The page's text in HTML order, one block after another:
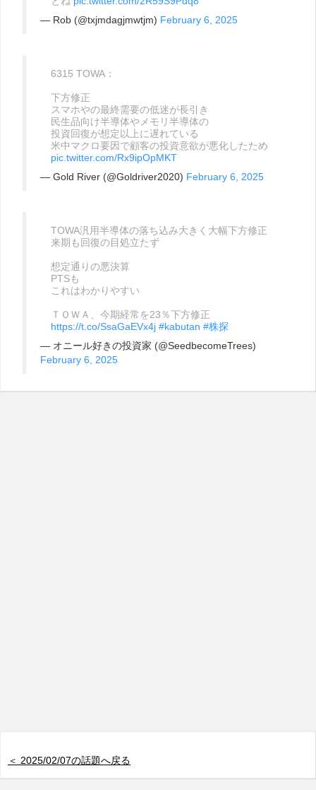
— Rob (@txjmdagjmwtjm) February 6, 2025
6315 TOWA：
下方修正
スマホやの最終需要の低迷が長引き
民生品向け半導体やメモリ半導体の
投資回復が想定以上に遅れている
米中マクロ要因で顧客の投資意欲が悪化したため
pic.twitter.com/Rx9ipOpMKT
— Gold River (@Goldriver2020) February 6, 2025
TOWA汎用半導体の落ち込み大きく大幅下方修正
来期も回復の目処立たず
想定通りの悪決算
PTSも
これはわかりやすい
ＴＯＷＡ、今期経常を23％下方修正
https://t.co/SsaGaEVx4j #kabutan #株探
— オニール好きの投資家 (@SeedbecomeTrees)
February 6, 2025
＜ 2025/02/07の話題へ戻る